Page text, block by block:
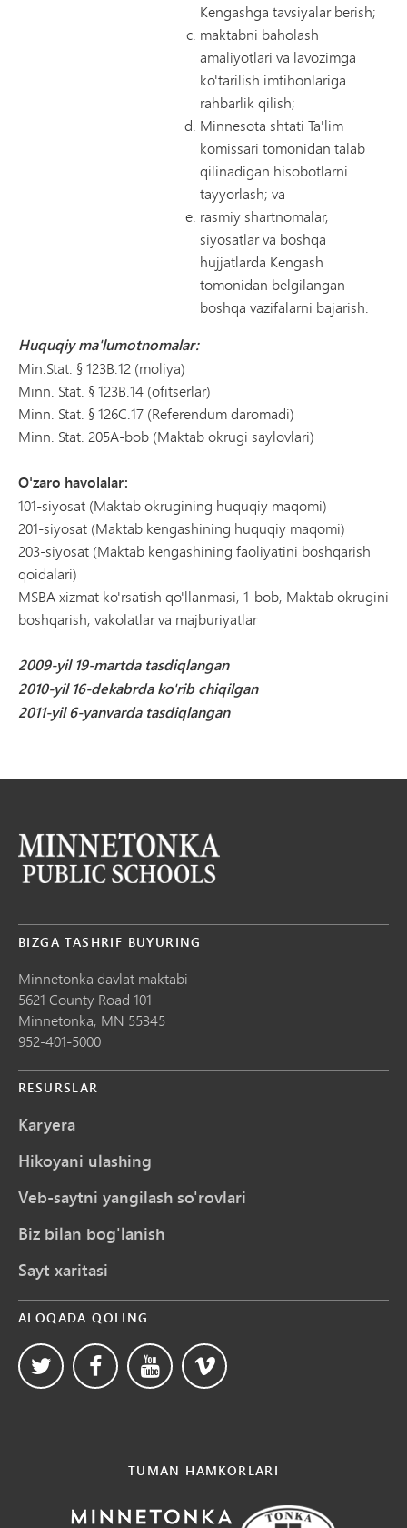
Kengashga tavsiyalar berish;
maktabni baholash
amaliyotlari va lavozimga
ko'tarilish imtihonlariga
rahbarlik qilish;
Minnesota shtati Ta'lim
komissari tomonidan talab
qilinadigan hisobotlarni
tayyorlash; va
rasmiy shartnomalar,
siyosatlar va boshqa
hujjatlarda Kengash
tomonidan belgilangan
boshqa vazifalarni bajarish.
Huquqiy ma'lumotnomalar:
Min.Stat. § 123B.12 (moliya)
Minn. Stat. § 123B.14 (ofitserlar)
Minn. Stat. § 126C.17 (Referendum daromadi)
Minn. Stat. 205A-bob (Maktab okrugi saylovlari)
O'zaro havolalar:
101-siyosat (Maktab okrugining huquqiy maqomi)
201-siyosat (Maktab kengashining huquqiy maqomi)
203-siyosat (Maktab kengashining faoliyatini boshqarish
qoidalari)
MSBA xizmat ko'rsatish qo'llanmasi, 1-bob, Maktab okrugini
boshqarish, vakolatlar va majburiyatlar
2009-yil 19-martda tasdiqlangan
2010-yil 16-dekabrda ko'rib chiqilgan
2011-yil 6-yanvarda tasdiqlangan
BIZGA TASHRIF BUYURING
Minnetonka davlat maktabi
5621 County Road 101
Minnetonka, MN 55345
952-401-5000
RESURSLAR
Karyera
Hikoyani ulashing
Veb-saytni yangilash so'rovlari
Biz bilan bog'lanish
Sayt xaritasi
ALOQADA QOLING
TUMAN HAMKORLARI